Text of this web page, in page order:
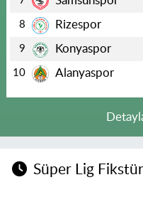
8 Rizespor
9 Konyaspor
10 Alanyaspor
Süper Lig Fikstür